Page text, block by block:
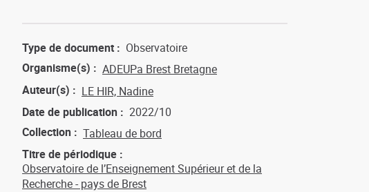
Type de document
Observatoire
Organisme(s)
ADEUPa Brest Bretagne
Auteur(s)
LE HIR, Nadine
Date de publication
2022/10
Collection
Tableau de bord
Titre de périodique
Observatoire de l’Enseignement Supérieur et de la
Recherche - pays de Brest